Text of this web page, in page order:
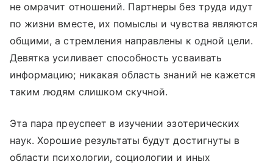
не омрачит отношений. Партнеры без труда идут
по жизни вместе, их помыслы и чувства являются
общими, а стремления направлены к одной цели.
Девятка усиливает способность усваивать
информацию; никакая область знаний не кажется
таким людям слишком скучной.
Эта пара преуспеет в изучении эзотерических
наук. Хорошие результаты будут достигнуты в
области психологии, социологии и иных